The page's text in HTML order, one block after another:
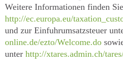
Weitere Informationen finden
http://ec.europa.eu/
und zur Einfuhrumsatzsteuer
online.de/ezto/Welcome.do
unter http://xtares.admin.ch/